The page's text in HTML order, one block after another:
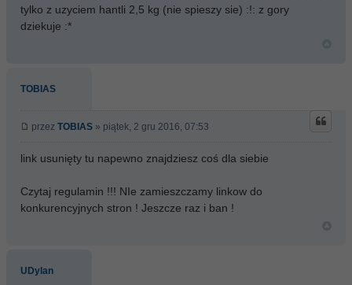
tylko z uzyciem hantli 2,5 kg (nie spieszy sie) :!: z gory
dziekuje :*
TOBIAS
przez TOBIAS » piątek, 2 gru 2016, 07:53
link usunięty tu napewno znajdziesz coś dla siebie
Czytaj regulamin !!! NIe zamieszczamy linkow do
konkurencyjnych stron ! Jeszcze raz i ban !
UDylan